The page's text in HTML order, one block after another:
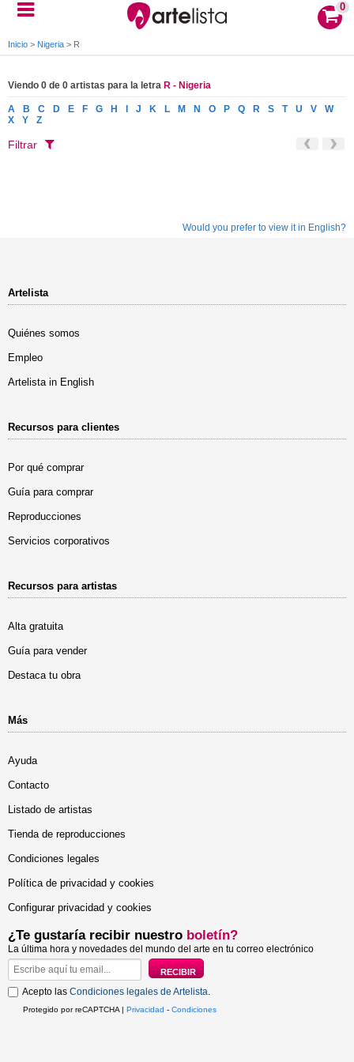
0
Inicio > Nigeria > R
Viendo 0 de 0 artistas para la letra R - Nigeria
A B C D E F G H J K L M N O P Q R S T U V
W
X
Y Z
Filtrar
Would you prefer to view it in English?
Artelista
Quiénes somos
Empleo
Artelista in English
Recursos para clientes
Por qué comprar
Guía para comprar
Reproducciones
Servicios corporativos
Recursos para artistas
Alta gratuita
Guía para vender
Destaca tu obra
Más
Ayuda
Contacto
Listado de artistas
Tienda de reproducciones
Condiciones legales
Política de privacidad y cookies
Configurar privacidad y cookies
¿Te gustaría recibir nuestro boletín?
La última hora y novedades del mundo del arte en tu correo electrónico
Acepto las Condiciones legales de Artelista.
Protegido por reCAPTCHA | Privacidad - Condiciones